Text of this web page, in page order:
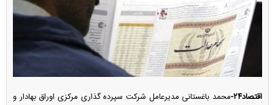
اقتصاد۲۴-
محمد باغستانی مدیرعامل شرکت سپرده گذاری مرکزی اوراق بهادار و